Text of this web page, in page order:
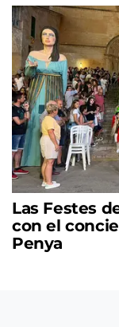
Las Festes
con el
Penya